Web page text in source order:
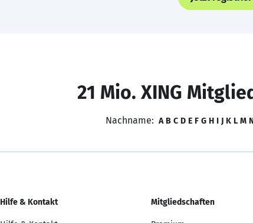
21 Mio. XING
Nachname: A B C D E F G H I J K L M
Hilfe & Kontakt Mitgliedschaften